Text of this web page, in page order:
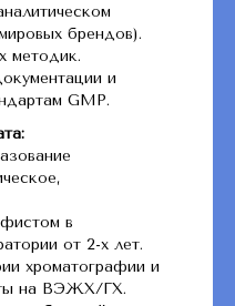
брендов).
методик.
и
GMP.
в
от 2-х лет.
хроматографии и
на ВЭЖХ/ГХ.